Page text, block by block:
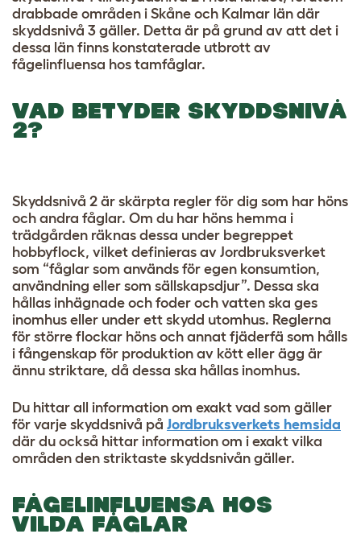
drabbade områden i Skåne och Kalmar län där
skyddsnivå 3 gäller. Detta är på grund av att det i
dessa län finns konstaterade utbrott av
fågelinfluensa hos tamfåglar.
VAD BETYDER SKYDDSNIVÅ
2?
Skyddsnivå 2 är skärpta regler för dig som har höns
och andra fåglar. Om du har höns hemma i
trädgården räknas dessa under begreppet
hobbyflock, vilket definieras av Jordbruksverket
som “fåglar som används för egen konsumtion,
användning eller som sällskapsdjur”. Dessa ska
hållas inhägnade och foder och vatten ska ges
inomhus eller under ett skydd utomhus. Reglerna
för större flockar höns och annat fjäderfä som hålls
i fångenskap för produktion av kött eller ägg är
ännu striktare, då dessa ska hållas inomhus.
Du hittar all information om exakt vad som gäller
för varje skyddsnivå på Jordbruksverkets hemsida
där du också hittar information om i exakt vilka
områden den striktaste skyddsnivån gäller.
FÅGELINFLUENSA HOS
VILDA FÅGLAR